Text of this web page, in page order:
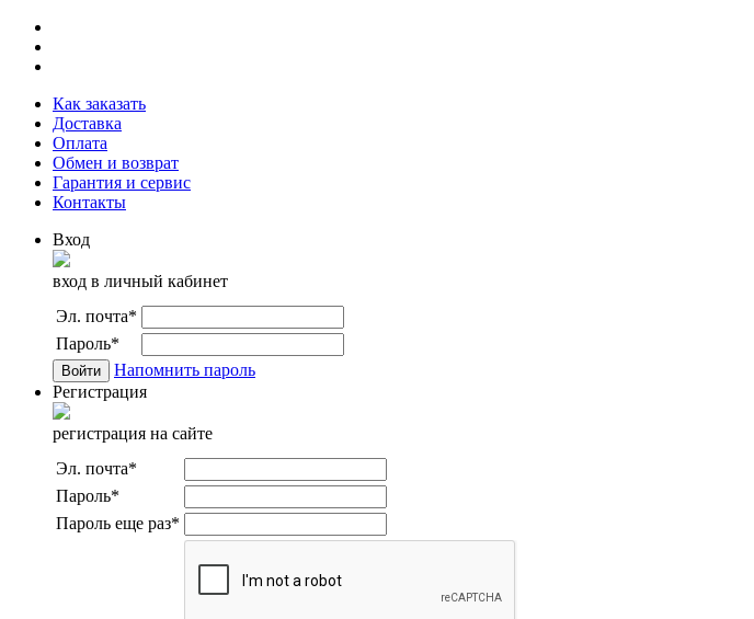
Как заказать
Доставка
Оплата
Обмен и возврат
Гарантия и сервис
Контакты
Вход
вход в личный кабинет
Эл. почта*
Пароль*
Напомнить пароль
Регистрация
регистрация на сайте
Эл. почта*
Пароль*
Пароль еще раз*